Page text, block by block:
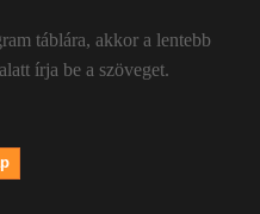
táblára, akkor a lentebb
írja be a szöveget.